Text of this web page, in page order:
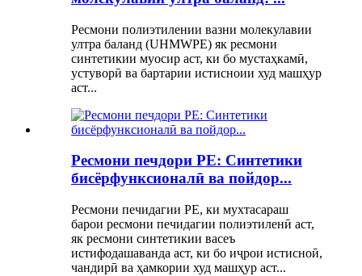
Ресмони полиэтилении вазни молекулавии
ултра баланд (UHMWPE) як ресмони
синтетикии муосир аст, ки бо мустаҳкамӣ,
устуворӣ ва бартарии истисноии худ машҳур
аст...
Ресмони печдори PE: Синтетики
бисёрфунксионалӣ ва пойдор...
Ресмони печидагии PE, ки мухтасараш
барои ресмони печидагии полиэтиленӣ аст,
як ресмони синтетикии васеъ
истифодашаванда аст, ки бо иҷрои истисноӣ,
чандирӣ ва ҳамкории худ машҳур аст...